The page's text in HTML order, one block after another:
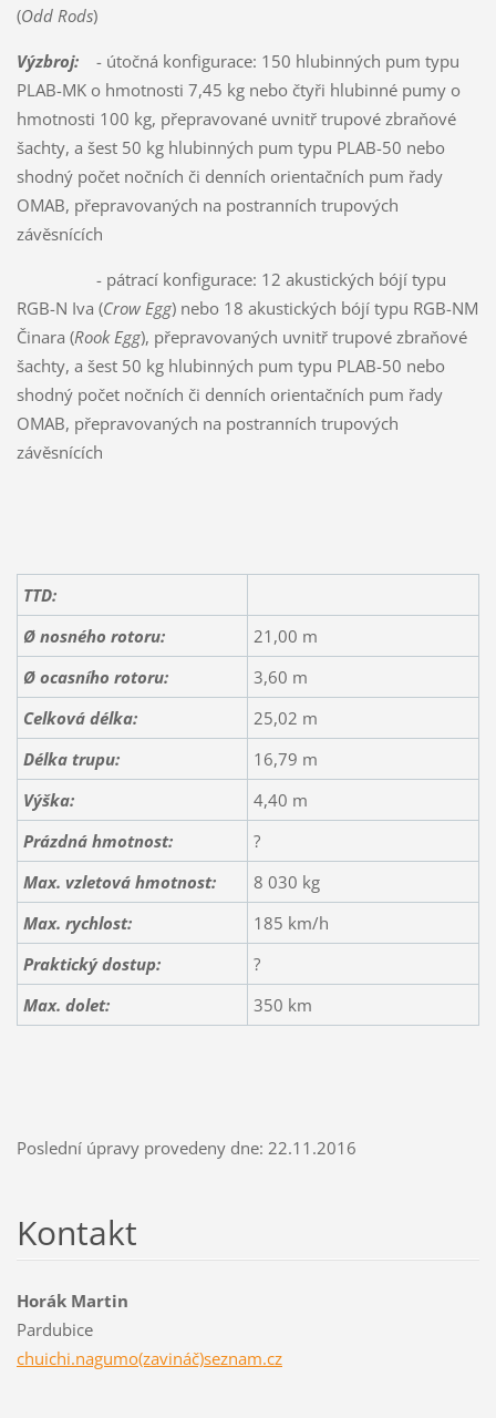
(Odd Rods)
Výzbroj:- útočná konfigurace: 150 hlubinných pum typu
PLAB-MK o hmotnosti 7,45 kg nebo čtyři hlubinné pumy o
hmotnosti 100 kg, přepravované uvnitř trupové zbraňové
šachty, a šest 50 kg hlubinných pum typu PLAB-50 nebo
shodný počet nočních či denních orientačních pum řady
OMAB, přepravovaných na postranních trupových
závěsnících
- pátrací konfigurace: 12 akustických bójí typu
RGB-N Iva (Crow Egg) nebo 18 akustických bójí typu RGB-NM
Činara (Rook Egg), přepravovaných uvnitř trupové zbraňové
šachty, a šest 50 kg hlubinných pum typu PLAB-50 nebo
shodný počet nočních či denních orientačních pum řady
OMAB, přepravovaných na postranních trupových
závěsnících
TTD:
Ø nosného rotoru:
21,00 m
Ø ocasního rotoru:
3,60 m
Celková délka:
25,02 m
Délka trupu:
16,79 m
Výška:
4,40 m
Prázdná hmotnost:
?
Max. vzletová hmotnost:
8 030 kg
Max. rychlost:
185 km/h
Praktický dostup:
?
Max. dolet:
350 km
Poslední úpravy provedeny dne: 22.11.2016
Kontakt
Horák Martin
Pardubice
chuichi.nagumo(zavináč)seznam.cz